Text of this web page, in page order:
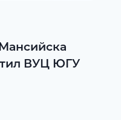
ВУЦ ЮГУ